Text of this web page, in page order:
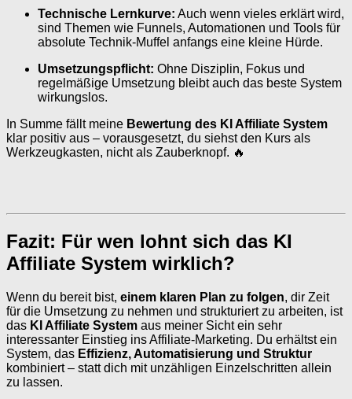
Technische Lernkurve: Auch wenn vieles erklärt wird,
sind Themen wie Funnels, Automationen und Tools für
absolute Technik-Muffel anfangs eine kleine Hürde.
Umsetzungspflicht: Ohne Disziplin, Fokus und
regelmäßige Umsetzung bleibt auch das beste System
wirkungslos.
In Summe fällt meine Bewertung des KI Affiliate System
klar positiv aus – vorausgesetzt, du siehst den Kurs als
Werkzeugkasten, nicht als Zauberknopf. 🔥
Fazit: Für wen lohnt sich das KI
Affiliate System wirklich?
Wenn du bereit bist, einem klaren Plan zu folgen, dir Zeit
für die Umsetzung zu nehmen und strukturiert zu arbeiten, ist
das KI Affiliate System aus meiner Sicht ein sehr
interessanter Einstieg ins Affiliate-Marketing. Du erhältst ein
System, das Effizienz, Automatisierung und Struktur
kombiniert – statt dich mit unzähligen Einzelschritten allein
zu lassen.